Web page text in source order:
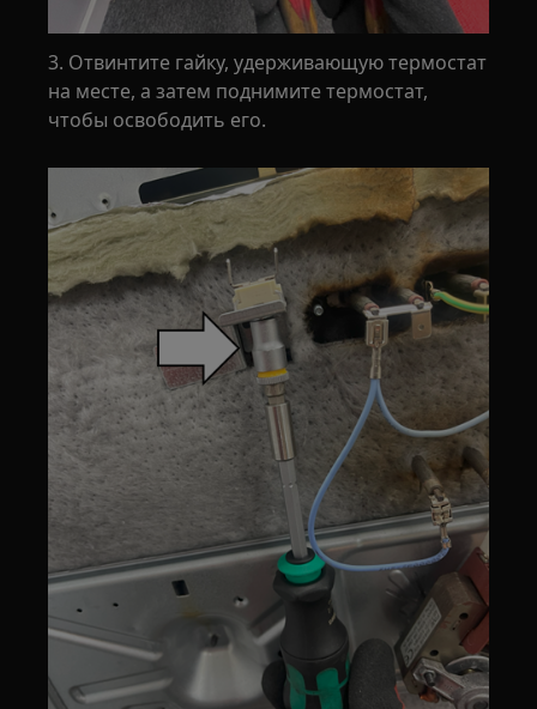
3. Отвинтите гайку, удерживающую термостат
на месте, а затем поднимите термостат,
чтобы освободить его.